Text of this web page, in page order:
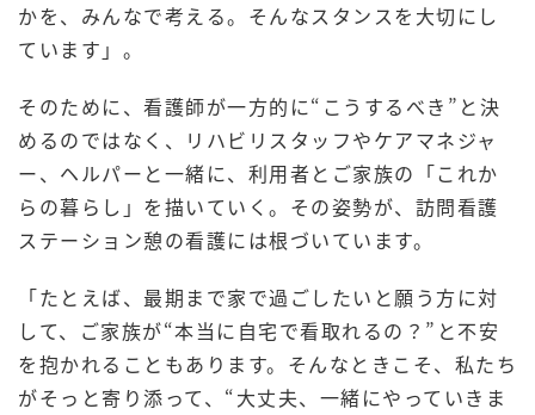
かを、みんなで考える。そんなスタンスを大切にし
ています」。
そのために、看護師が一方的に“こうするべき”と決
めるのではなく、リハビリスタッフやケアマネジャ
ー、ヘルパーと一緒に、利用者とご家族の「これか
らの暮らし」を描いていく。その姿勢が、訪問看護
ステーション憩の看護には根づいています。
「たとえば、最期まで家で過ごしたいと願う方に対
して、ご家族が“本当に自宅で看取れるの？”と不安
を抱かれることもあります。そんなときこそ、私たち
がそっと寄り添って、“大丈夫、一緒にやっていきま